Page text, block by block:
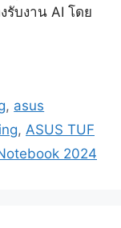
รับงาน AI โดย
, asus
, ASUS TUF
2024